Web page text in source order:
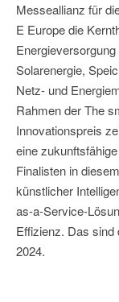
Messeallianz für
E Europe die
Solarenergie,
Netz- und
Rahmen der The
Innovationspreis
eine
Finalisten in
künstlicher
as-a-Service-
Effizienz. Das sind
2024.